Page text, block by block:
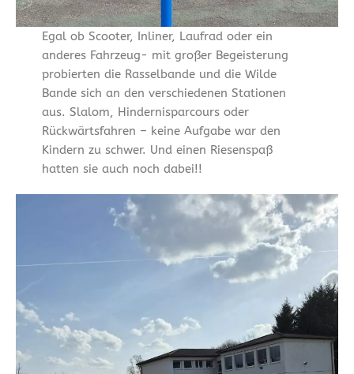
Egal ob Scooter, Inliner, Laufrad oder ein
anderes Fahrzeug- mit großer Begeisterung
probierten die Rasselbande und die Wilde
Bande sich an den verschiedenen Stationen
aus. Slalom, Hindernisparcours oder
Rückwärtsfahren – keine Aufgabe war den
Kindern zu schwer. Und einen Riesenspaß
hatten sie auch noch dabei!!